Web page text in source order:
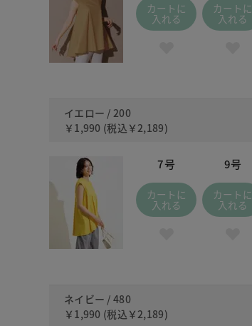
カートに
入れる
カートに
入れる
イエロー / 200
￥1,990 (税込 ￥2,189)
7号
カートに
入れる
9号
カートに
入れる
ネイビー / 480
￥1,990 (税込 ￥2,189)